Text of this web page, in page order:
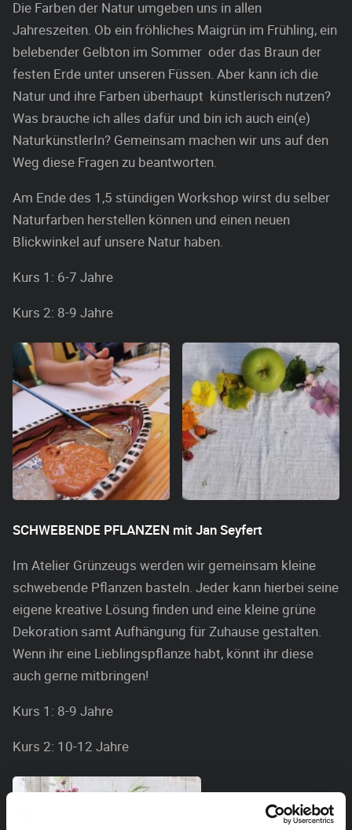
Die Farben der Natur umgeben uns in allen
Jahreszeiten. Ob ein fröhliches Maigrün im Frühling, ein
belebender Gelbton im Sommer oder das Braun der
festen Erde unter unseren Füssen. Aber kann ich die
Natur und ihre Farben überhaupt künstlerisch nutzen?
Was brauche ich alles dafür und bin ich auch ein(e)
NaturkünstlerIn? Gemeinsam machen wir uns auf den
Weg diese Fragen zu beantworten.
Am Ende des 1,5 stündigen Workshop wirst du selber
Naturfarben herstellen können und einen neuen
Blickwinkel auf unsere Natur haben.
Kurs 1: 6-7 Jahre
Kurs 2: 8-9 Jahre
SCHWEBENDE PFLANZEN mit Jan Seyfert
Im Atelier Grünzeugs werden wir gemeinsam kleine
schwebende Pflanzen basteln. Jeder kann hierbei seine
eigene kreative Lösung finden und eine kleine grüne
Dekoration samt Aufhängung für Zuhause gestalten.
Wenn ihr eine Lieblingspflanze habt, könnt ihr diese
auch gerne mitbringen!
Kurs 1: 8-9 Jahre
Kurs 2: 10-12 Jahre